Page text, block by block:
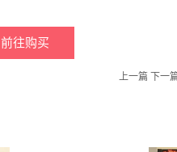
前往购买
上一篇 下一